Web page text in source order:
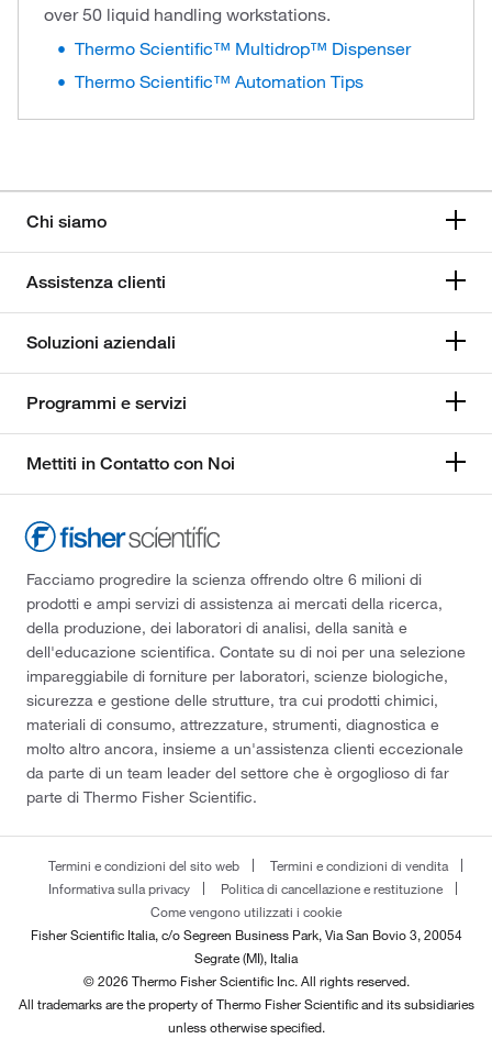
over 50 liquid handling workstations.
Thermo Scientific™ Multidrop™ Dispenser
Thermo Scientific™ Automation Tips
Chi siamo
Assistenza clienti
Soluzioni aziendali
Programmi e servizi
Mettiti in Contatto con Noi
Facciamo progredire la scienza offrendo oltre 6 milioni di
prodotti e ampi servizi di assistenza ai mercati della ricerca,
della produzione, dei laboratori di analisi, della sanità e
dell'educazione scientifica. Contate su di noi per una selezione
impareggiabile di forniture per laboratori, scienze biologiche,
sicurezza e gestione delle strutture, tra cui prodotti chimici,
materiali di consumo, attrezzature, strumenti, diagnostica e
molto altro ancora, insieme a un'assistenza clienti eccezionale
da parte di un team leader del settore che è orgoglioso di far
parte di Thermo Fisher Scientific.
Termini e condizioni del sito web
Termini e condizioni di vendita
Informativa sulla privacy
Politica di cancellazione e restituzione
Come vengono utilizzati i cookie
Fisher Scientific Italia, c/o Segreen Business Park, Via San Bovio 3, 20054
Segrate (MI), Italia
© 2026 Thermo Fisher Scientific Inc. All rights reserved.
All trademarks are the property of Thermo Fisher Scientific and its subsidiaries
unless otherwise specified.